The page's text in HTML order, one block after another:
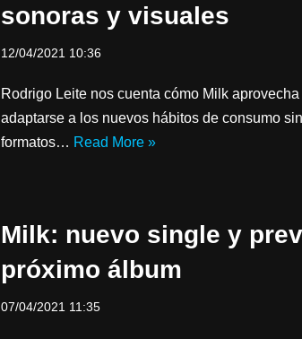
sonoras y visuales
12/04/2021 10:36
Rodrigo Leite nos cuenta cómo Milk
adaptarse a los nuevos hábitos de consumo
formatos… Read More »
Milk: nuevo single y
próximo álbum
07/04/2021 11:35